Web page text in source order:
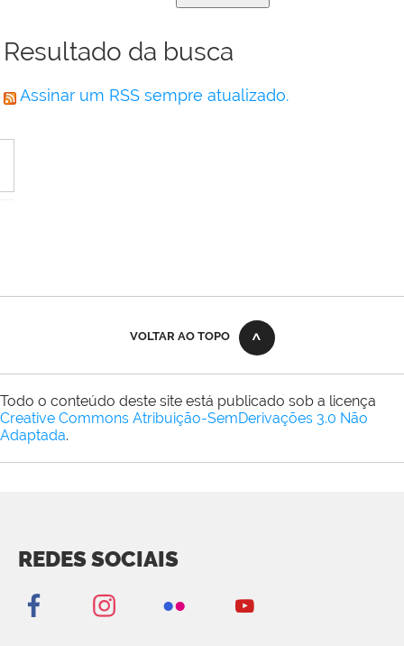
Resultado da busca
Assinar um RSS sempre atualizado.
VOLTAR AO TOPO
Todo o conteúdo deste site está publicado sob a licença
Creative Commons Atribuição-SemDerivações 3.0 Não
Adaptada.
REDES SOCIAIS